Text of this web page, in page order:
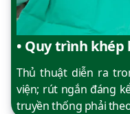
• Quy trình
Thủ thuật diễn ra
viện; rút ngắn đáng
truyền thống phải